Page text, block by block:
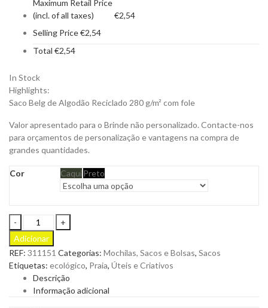
Maximum Retail Price
(incl. of all taxes)
€2,54
Selling Price€2,54
Total €2,54
In Stock
Highlights:
Saco Belg de Algodão Reciclado 280 g/m² com fole
Valor apresentado para o Brinde não personalizado. Contacte-nos
para orçamentos de personalização e vantagens na compra de
grandes quantidades.
Cor CaquiPreto
Saco
Belg
de
Algodão
Reciclado
280
g/m²
Adicionar
REF: 311151 Categorias: Mochilas, Sacos e Bolsas, Sacos
Etiquetas: ecológico, Praia, Úteis e Criativos
Descrição
Informação adicional